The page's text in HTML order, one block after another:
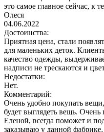
это самое главное сейчас, к
Олеся
04.06.2022
Достоинства:
Приятная цена, стали
для маленьких деток.
качество одежды,
надписи не трескаются и
Недостатки:
Нет.
Комментарий:
Очень удобно покупать
будет выглядеть вещь.
Еленой, всегда поможет и
заказываю у данной фабрике.